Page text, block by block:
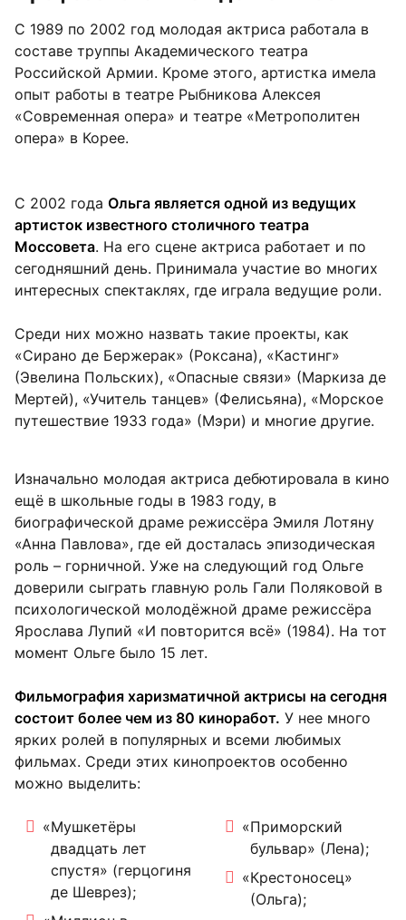
С 1989 по 2002 год молодая актриса работала в
составе труппы Академического театра
Российской Армии. Кроме этого, артистка имела
опыт работы в театре Рыбникова Алексея
«Современная опера» и театре «Метрополитен
опера» в Корее.
С 2002 года Ольга является одной из ведущих
артисток известного столичного театра
Моссовета. На его сцене актриса работает и по
сегодняшний день. Принимала участие во многих
интересных спектаклях, где играла ведущие роли.
Среди них можно назвать такие проекты, как
«Сирано де Бержерак» (Роксана), «Кастинг»
(Эвелина Польских), «Опасные связи» (Маркиза де
Мертей), «Учитель танцев» (Фелисьяна), «Морское
путешествие 1933 года» (Мэри) и многие другие.
Изначально молодая актриса дебютировала в кино
ещё в школьные годы в 1983 году, в
биографической драме режиссёра Эмиля Лотяну
«Анна Павлова», где ей досталась эпизодическая
роль – горничной. Уже на следующий год Ольге
доверили сыграть главную роль Гали Поляковой в
психологической молодёжной драме режиссёра
Ярослава Лупий «И повторится всё» (1984). На тот
момент Ольге было 15 лет.
Фильмография харизматичной актрисы на сегодня
состоит более чем из 80 киноработ. У нее много
ярких ролей в популярных и всеми любимых
фильмах. Среди этих кинопроектов особенно
можно выделить:
«Мушкетёры
двадцать лет
спустя» (герцогиня
де Шеврез);
«Приморский
бульвар» (Лена);
«Крестоносец»
(Ольга);